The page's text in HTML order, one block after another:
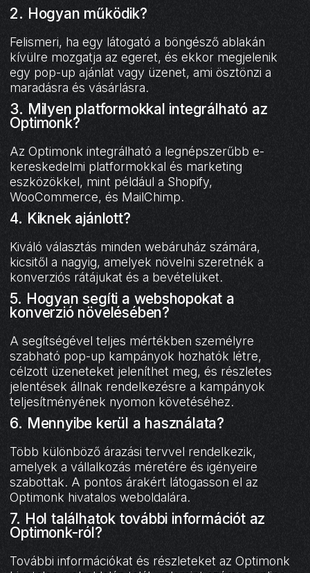
2. Hogyan működik?
Felismeri, ha egy látogató a böngésző ablakán
kívülre mozgatja az egeret, és ekkor megjelenik
egy pop-up ajánlat vagy üzenet, ami ösztönzi a
maradásra és vásárlásra.
3. Milyen platformokkal integrálható az
Optimonk?
Az Optimonk integrálható a legnépszerűbb e-
kereskedelmi platformokkal és marketing
eszközökkel, mint például a Shopify,
WooCommerce, és MailChimp.
4. Kiknek ajánlott?
Kiváló választás minden webáruház számára,
kicsitől a nagyig, amelyek növelni szeretnék a
konverziós rátájukat és a bevételüket.
5. Hogyan segíti a webshopokat a
konverzió növelésében?
A segítségével teljes mértékben személyre
szabható pop-up kampányok hozhatók létre,
célzott üzeneteket jeleníthet meg, és részletes
jelentések állnak rendelkezésre a kampányok
teljesítményének nyomon követéséhez.
6. Mennyibe kerül a használata?
Több különböző árazási tervvel rendelkezik,
amelyek a vállalkozás méretére és igényeire
szabottak. A pontos árakért látogasson el az
Optimonk hivatalos weboldalára.
7. Hol találhatok további információt az
Optimonk-ról?
További információkat és részleteket az Optimonk